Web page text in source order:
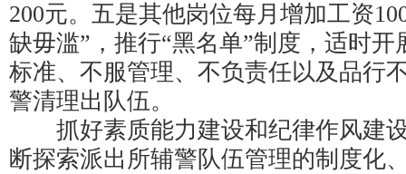
200元。五是其他岗位每月增加工资
缺毋滥”，推行“黑名单”制度，适时
标准、不服管理、不负责任以及品行
警清理出队伍。
抓好素质能力建设和纪律作风建
断探索派出所辅警队伍管理的制度化